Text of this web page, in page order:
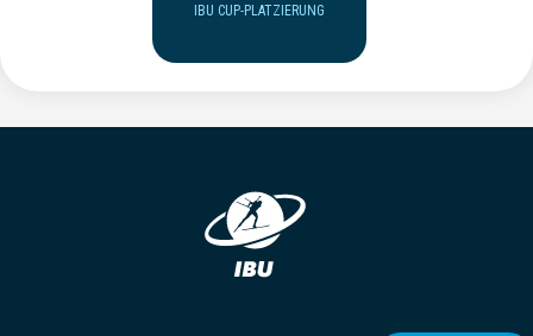
IBU CUP-PLATZIERUNG